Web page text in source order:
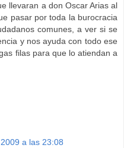
llevaran a don Oscar Arias al
pasar por toda la burocracia
comunes, a ver si se
y nos ayuda con todo ese
filas para que lo atiendan a
a las 23:08